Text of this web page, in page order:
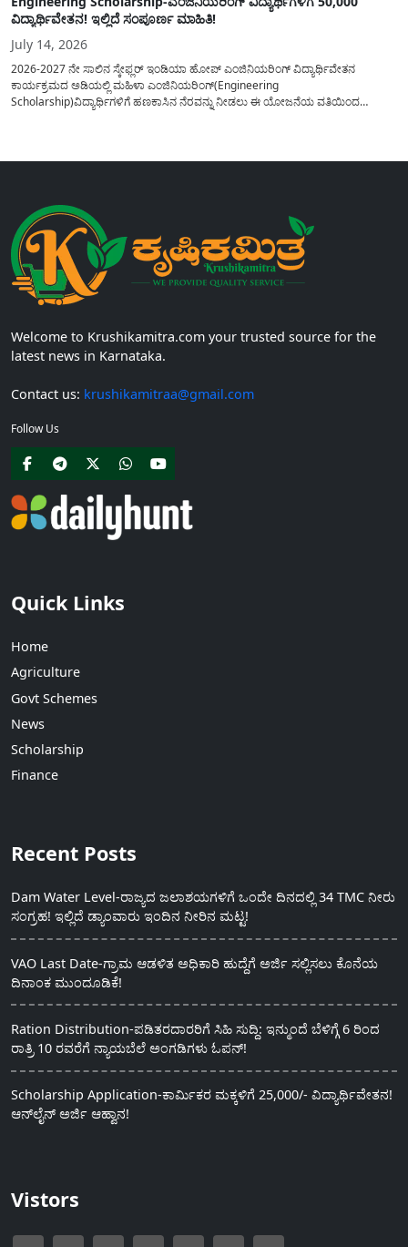
ವಿದ್ಯಾರ್ಥಿವೇತನ! ಇಲ್ಲಿದೆ ಸಂಪೂರ್ಣ ಮಾಹಿತಿ!
July 14, 2026
2026-2027 ನೇ ಸಾಲಿನ ಸ್ಕೇಫ್ಲರ್ ಇಂಡಿಯಾ ಹೋಪ್ ಎಂಜಿನಿಯರಿಂಗ್ ವಿದ್ಯಾರ್ಥಿವೇತನ
ಕಾರ್ಯಕ್ರಮದ ಅಡಿಯಲ್ಲಿ ಮಹಿಳಾ ಎಂಜಿನಿಯರಿಂಗ್(Engineering
Scholarship)ವಿದ್ಯಾರ್ಥಿಗಳಿಗೆ ಹಣಕಾಸಿನ ನೆರವನ್ನು ನೀಡಲು ಈ ಯೋಜನೆಯ ವತಿಯಿಂದ
Welcome to Krushikamitra.com your trusted source for the
latest news in Karnataka.
Contact us: krushikamitraa@gmail.com
Follow Us
Quick Links
Home
Agriculture
Govt Schemes
News
Scholarship
Finance
Recent Posts
Dam Water Level-ರಾಜ್ಯದ ಜಲಾಶಯಗಳಿಗೆ ಒಂದೇ ದಿನದಲ್ಲಿ 34 TMC ನೀರು
ಸಂಗ್ರಹ! ಇಲ್ಲಿದೆ ಡ್ಯಾಂವಾರು ಇಂದಿನ ನೀರಿನ ಮಟ್ಟ!
VAO Last Date-ಗ್ರಾಮ ಆಡಳಿತ ಅಧಿಕಾರಿ ಹುದ್ದೆಗೆ ಅರ್ಜಿ ಸಲ್ಲಿಸಲು ಕೊನೆಯ
ದಿನಾಂಕ ಮುಂದೂಡಿಕೆ!
Ration Distribution-ಪಡಿತರದಾರರಿಗೆ ಸಿಹಿ ಸುದ್ದಿ: ಇನ್ಮುಂದೆ ಬೆಳಿಗ್ಗೆ 6 ರಿಂದ
ರಾತ್ರಿ 10 ರವರೆಗೆ ನ್ಯಾಯಬೆಲೆ ಅಂಗಡಿಗಳು ಓಪನ್!
Scholarship Application-ಕಾರ್ಮಿಕರ ಮಕ್ಕಳಿಗೆ 25,000/- ವಿದ್ಯಾರ್ಥಿವೇತನ!
ಆನ್‍ಲೈನ್ ಅರ್ಜಿ ಆಹ್ವಾನ!
Vistors